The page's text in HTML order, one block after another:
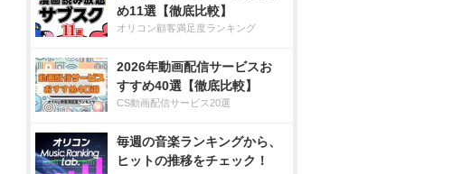
め11選【徹底比較】
オリコン顧客満足度ランキング
2026年動画配信サービスお
すすめ40選【徹底比較】
CS動画配信サービス20選
毎週の音楽ランキングから、
ヒットの推移をチェック！